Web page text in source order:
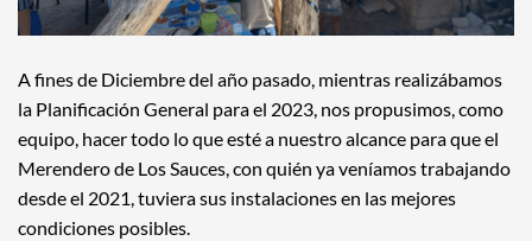
A fines de Diciembre del año pasado, mientras realizábamos
la Planificación General para el 2023, nos propusimos, como
equipo, hacer todo lo que esté a nuestro alcance para que el
Merendero de Los Sauces, con quién ya veníamos trabajando
desde el 2021, tuviera sus instalaciones en las mejores
condiciones posibles.